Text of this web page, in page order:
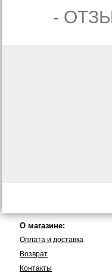
-
О магазине:
Оплата и доставка
Возврат
Контакты